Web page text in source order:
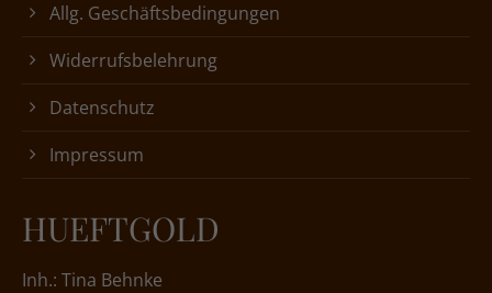
Allg. Geschäftsbedingungen
Widerrufsbelehrung
Datenschutz
Impressum
HUEFTGOLD
Inh.: Tina Behnke